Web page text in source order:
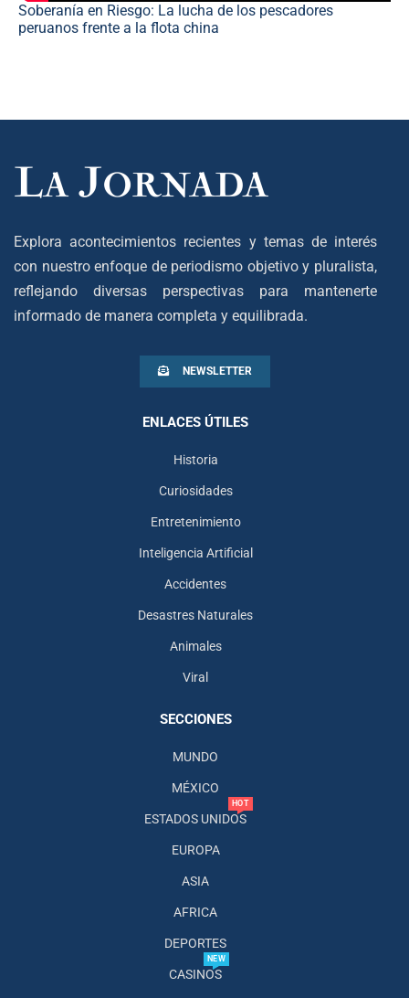
Soberanía en Riesgo: La lucha de los pescadores
peruanos frente a la flota china
Explora acontecimientos recientes y temas de interés
con nuestro enfoque de periodismo objetivo y pluralista,
reflejando diversas perspectivas para mantenerte
informado de manera completa y equilibrada.
NEWSLETTER
ENLACES ÚTILES
Historia
Curiosidades
Entretenimiento
Inteligencia Artificial
Accidentes
Desastres Naturales
Animales
Viral
SECCIONES
MUNDO
MÉXICO
ESTADOS UNIDOS
HOT
EUROPA
ASIA
AFRICA
DEPORTES
CASINOS
NEW